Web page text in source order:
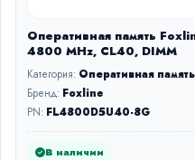
Оперативная память
4800 MHz, CL40, DIMM
Категория: Оперативная память
Бренд: Foxline
PN: FL4800D5U40-8G
В наличии